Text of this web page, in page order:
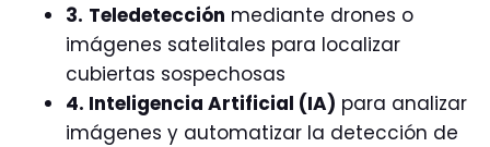
3. Teledetección mediante drones o
imágenes satelitales para localizar
cubiertas sospechosas
4. Inteligencia Artificial (IA) para analizar
imágenes y automatizar la detección de